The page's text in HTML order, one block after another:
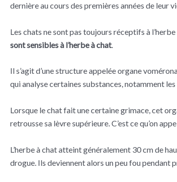
dernière au cours des premières années de leur
Les chats ne sont pas toujours réceptifs à
sont sensibles à l’herbe à chat.
Il s’agit d’une structure appelée organe
qui analyse certaines substances, notamment
Lorsque le chat fait une certaine grimace, cet
retrousse sa lèvre supérieure. C’est ce qu’on
L’herbe à chat atteint généralement 30 cm de
drogue. Ils deviennent alors un peu fou pendant